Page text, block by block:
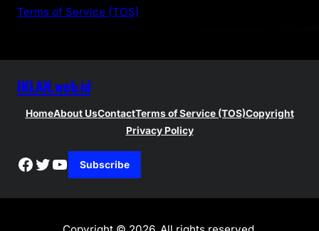
Terms of Service (TOS)
IKLAN.web.id
HomeAbout UsContactTerms of Service (TOS)Copyright
Privacy Policy
Facebook
Twitter
YouTube
Subscribe